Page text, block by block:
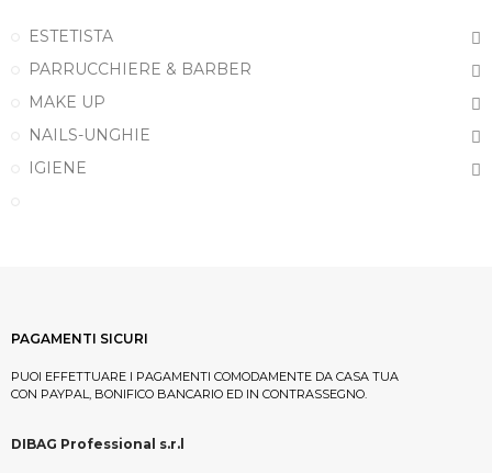
ESTETISTA
PARRUCCHIERE & BARBER
MAKE UP
NAILS-UNGHIE
IGIENE
PAGAMENTI SICURI
PUOI EFFETTUARE I PAGAMENTI COMODAMENTE DA CASA TUA
CON PAYPAL, BONIFICO BANCARIO ED IN CONTRASSEGNO.
DIBAG Professional s.r.l